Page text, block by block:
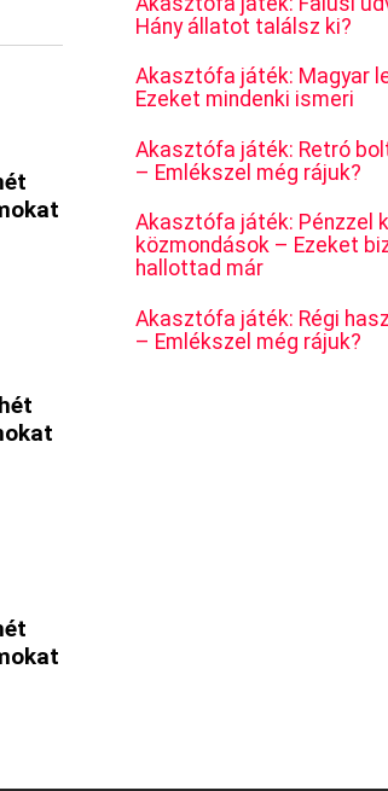
Hány állatot találsz ki?
Akasztófa játék: Magyar
Ezeket mindenki ismeri
Akasztófa játék: Retró
– Emlékszel még rájuk?
Akasztófa játék: Pénzzel
közmondások – Ezeket
hallottad már
Akasztófa játék: Régi
– Emlékszel még rájuk?